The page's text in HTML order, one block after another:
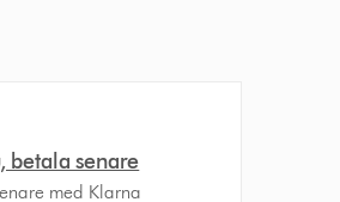
betala senare
med Klarna